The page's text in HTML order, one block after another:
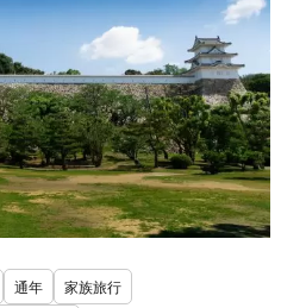
通年
家族旅行